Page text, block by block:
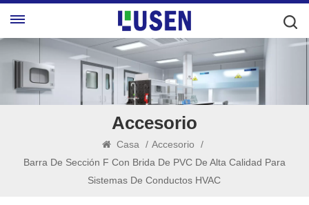
Accesorio
Casa / Accesorio
/
Barra De Sección F Con Brida De PVC De Alta Calidad Para
Sistemas De Conductos HVAC